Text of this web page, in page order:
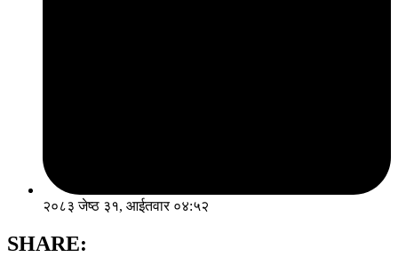
२०८३ जेष्ठ ३१, आईतवार ०४:५२
SHARE: